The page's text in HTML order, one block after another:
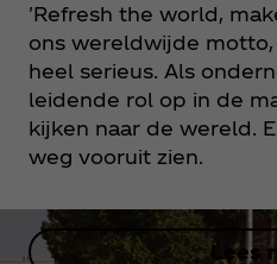
'Refresh the world,
ons wereldwijde
heel serieus. Als
leidende rol op in de
kijken naar de wereld.
weg vooruit zien.
Lees